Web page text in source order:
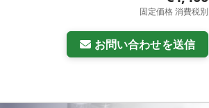
固定価格 消費税別
お問い合わせを送信